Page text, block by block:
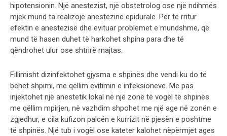
hipotensionin. Një anestezist, një obstetrolog ose një ndihmës
mjek mund ta realizojë anestezinë epidurale. Për të rritur
efektin e anestezisë dhe evituar problemet e mundshme, që
mund të hasen duhet të harkohet shpina para dhe të
qëndrohet ulur ose shtrirë majtas.
Fillimisht dizinfektohet gjysma e shpinës dhe vendi ku do të
bëhet shpimi, me qëllim evitimin e infeksioneve. Më pas
injektohet një anestetik lokal në një zonë të vogël të shpinës
me qëllim mpirjen, në vazhdim shpohet me një age në zonën e
zgjedhur, e cila kufizon palcën e kurrizit në pjesën e poshtme
të shpinës. Një tub i vogël ose kateter kalohet nëpërmjet ages